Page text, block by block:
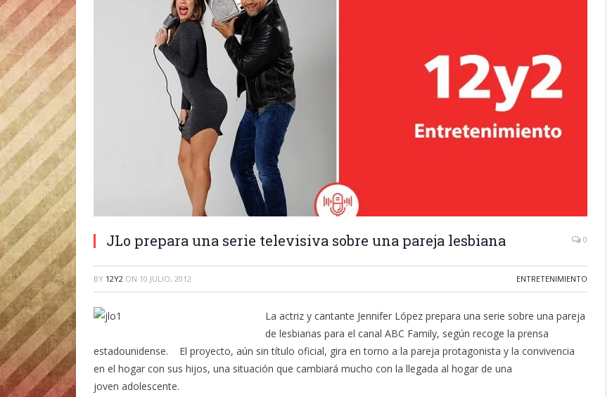
JLo prepara una serie televisiva sobre una pareja lesbiana 0
BY 12Y2 ON 10 JULIO, 2012 ENTRETENIMIENTO
La actriz y cantante Jennifer López prepara una serie sobre una pareja
de lesbianas para el canal ABC Family, según recoge la prensa
estadounidense. El proyecto, aún sin título oficial, gira en torno a la pareja protagonista y la convivencia
en el hogar con sus hijos, una situación que cambiará mucho con la llegada al hogar de una
joven adolescente.